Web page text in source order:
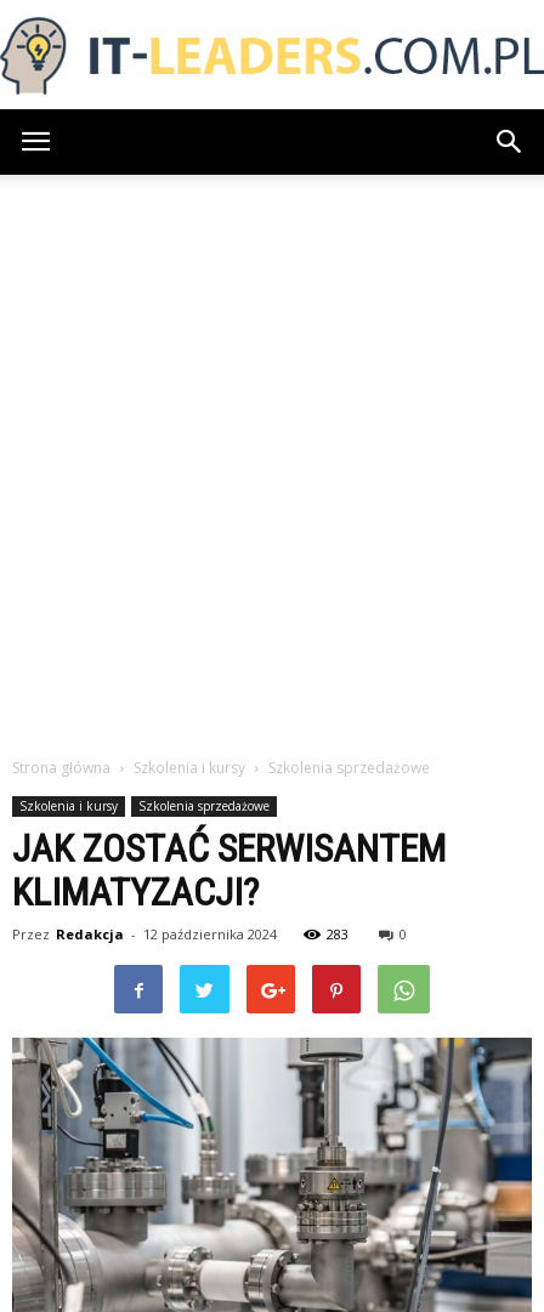
Strona główna Szkolenia i kursy Szkolenia sprzedażowe
Szkolenia i kursy Szkolenia sprzedażowe
JAK ZOSTAĆ SERWISANTEM
KLIMATYZACJI?
Przez Redakcja - 12 października 2024 283 0